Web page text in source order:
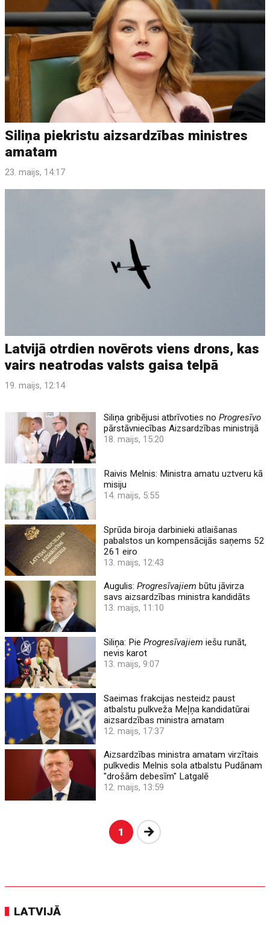
Siliņa piekristu aizsardzības ministres
amatam
23. maijs, 14:17
Latvijā otrdien novērots viens drons, kas
vairs neatrodas valsts gaisa telpā
19. maijs, 12:14
Siliņa gribējusi atbrīvoties noProgresīvo
pārstāvniecības Aizsardzības ministrijā
18. maijs, 15:20
Raivis Melnis: Ministra amatu uztveru kā
misiju
14. maijs, 5:55
Sprūda biroja darbinieki atlaišanas
pabalstos un kompensācijās saņems 52
261 eiro
13. maijs, 12:43
Augulis:Progresīvajiem būtu jāvirza
savs aizsardzības ministra kandidāts
13. maijs, 11:10
Siliņa: PieProgresīvajiem iešu runāt,
nevis karot
13. maijs, 9:07
Saeimas frakcijas nesteidz paust
atbalstu pulkveža Meļņa kandidatūrai
aizsardzības ministra amatam
12. maijs, 17:37
Aizsardzības ministra amatam virzītais
pulkvedis Melnis sola atbalstu Pudānam
"drošām debesīm" Latgalē
12. maijs, 13:59
1 Nākošā
LATVIJĀ